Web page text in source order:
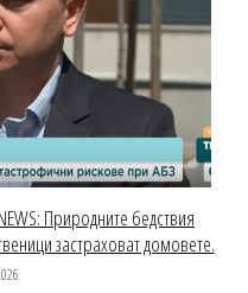
Природните бедствия
застраховат домовете.